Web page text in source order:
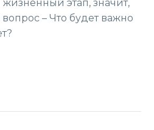
жизненный этап, значит,
– Что будет важно